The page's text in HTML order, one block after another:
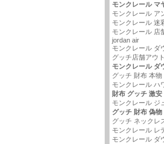
モンクレール マ
モンクレール ア
モンクレール 迷
モンクレール 店
jordan air
モンクレール ダ
グッチ店舗アウ
モンクレール ダ
グッチ 財布 本物
モンクレール ハ
財布 グッチ 激安
モンクレール ジ
グッチ 財布 偽物
グッチ ネックレ
モンクレール レ
モンクレール ダ